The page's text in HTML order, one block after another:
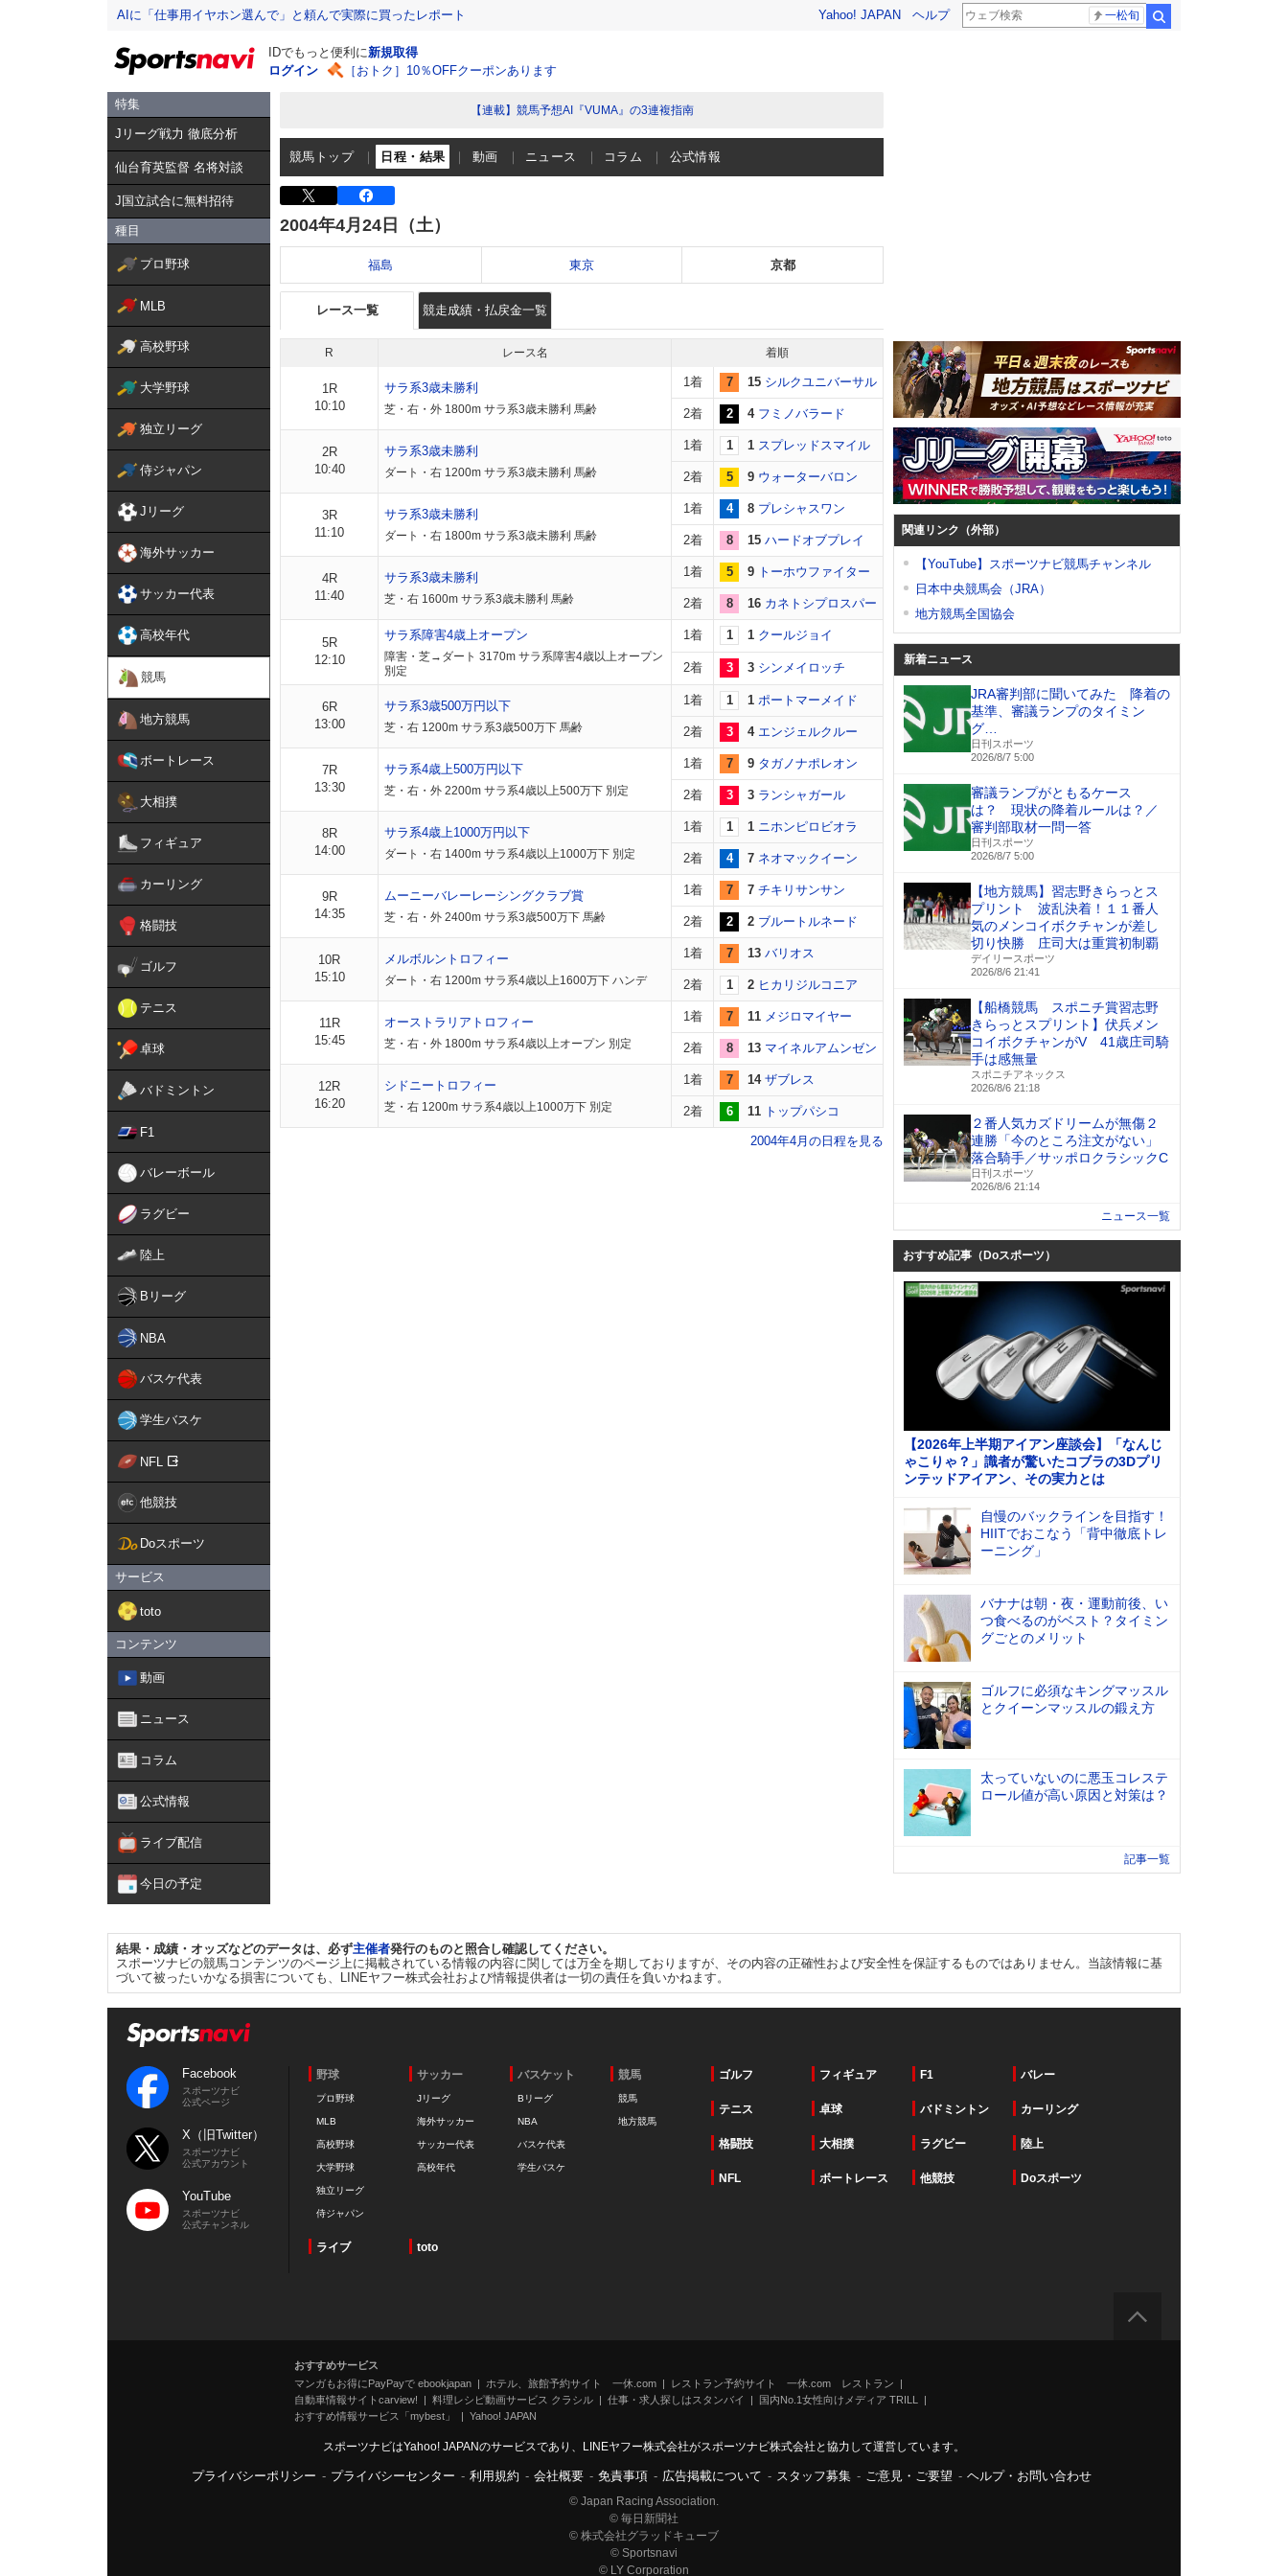
AIに「仕事用イヤホン選んで」と頼んで実際に買ったレポート Yahoo! JAPAN ヘルプ 一松旬
IDでもっと便利に新規取得
ログイン
［おトク］10％OFFクーポンあります
特集
Jリーグ戦力 徹底分析
仙台育英監督 名将対談
J国立試合に無料招待
種目
プロ野球
MLB
高校野球
大学野球
独立リーグ
侍ジャパン
Jリーグ
海外サッカー
サッカー代表
高校年代
競馬
地方競馬
ボートレース
大相撲
フィギュア
カーリング
格闘技
ゴルフ
テニス
卓球
バドミントン
F1
バレーボール
ラグビー
陸上
Bリーグ
NBA
バスケ代表
学生バスケ
NFL
他競技
Doスポーツ
サービス
toto
コンテンツ
動画
ニュース
コラム
公式情報
ライブ配信
今日の予定
【連載】競馬予想AI『VUMA』の3連複指南
競馬トップ 日程・結果 動画 ニュース コラム 公式情報
2004年4月24日（土）
福島 東京 京都
レース一覧 競走成績・払戻金一覧
R レース名 着順
1R
10:10
サラ系3歳未勝利
芝・右・外 1800m サラ系3歳未勝利 馬齢
1着 7 15 シルクユニバーサル
2着 2 4 フミノバラード
2R
10:40
サラ系3歳未勝利
ダート・右 1200m サラ系3歳未勝利 馬齢
1着 1 1 スプレッドスマイル
2着 5 9 ウォーターバロン
3R
11:10
サラ系3歳未勝利
ダート・右 1800m サラ系3歳未勝利 馬齢
1着 4 8 プレシャスワン
2着 8 15 ハードオブプレイ
4R
11:40
サラ系3歳未勝利
芝・右 1600m サラ系3歳未勝利 馬齢
1着 5 9 トーホウファイター
2着 8 16 カネトシプロスパー
5R
12:10
サラ系障害4歳上オープン
障害・芝→ダート 3170m サラ系障害4歳以上オープン
別定
1着 1 1 クールジョイ
2着 3 3 シンメイロッチ
6R
13:00
サラ系3歳500万円以下
芝・右 1200m サラ系3歳500万下 馬齢
1着 1 1 ポートマーメイド
2着 3 4 エンジェルクルー
7R
13:30
サラ系4歳上500万円以下
芝・右・外 2200m サラ系4歳以上500万下 別定
1着 7 9 タガノナポレオン
2着 3 3 ランシャガール
8R
14:00
サラ系4歳上1000万円以下
ダート・右 1400m サラ系4歳以上1000万下 別定
1着 1 1 ニホンピロビオラ
2着 4 7 ネオマックイーン
9R
14:35
ムーニーバレーレーシングクラブ賞
芝・右・外 2400m サラ系3歳500万下 馬齢
1着 7 7 チキリサンサン
2着 2 2 ブルートルネード
10R
15:10
メルボルントロフィー
ダート・右 1200m サラ系4歳以上1600万下 ハンデ
1着 7 13 バリオス
2着 1 2 ヒカリジルコニア
11R
15:45
オーストラリアトロフィー
芝・右・外 1800m サラ系4歳以上オープン 別定
1着 7 11 メジロマイヤー
2着 8 13 マイネルアムンゼン
12R
16:20
シドニートロフィー
芝・右 1200m サラ系4歳以上1000万下 別定
1着 7 14 ザブレス
2着 6 11 トップパシコ
2004年4月の日程を見る
関連リンク（外部）
【YouTube】スポーツナビ競馬チャンネル
日本中央競馬会（JRA）
地方競馬全国協会
新着ニュース
JRA審判部に聞いてみた 降着の
基準、審議ランプのタイミン
グ…
日刊スポーツ
2026/8/7 5:00
審議ランプがともるケース
は？ 現状の降着ルールは？／
審判部取材一問一答
日刊スポーツ
2026/8/7 5:00
【地方競馬】習志野きらっとス
プリント 波乱決着！１１番人
気のメンコイボクチャンが差し
切り快勝 庄司大は重賞初制覇
デイリースポーツ
2026/8/6 21:41
【船橋競馬 スポニチ賞習志野
きらっとスプリント】伏兵メン
コイボクチャンがV 41歳庄司騎
手は感無量
スポニチアネックス
2026/8/6 21:18
２番人気カズドリームが無傷２
連勝「今のところ注文がない」
落合騎手／サッポロクラシックC
日刊スポーツ
2026/8/6 21:14
ニュース一覧
おすすめ記事（Doスポーツ）
【2026年上半期アイアン座談会】「なんじ
ゃこりゃ？」識者が驚いたコブラの3Dプリ
ンテッドアイアン、その実力とは
自慢のバックラインを目指す！
HIITでおこなう「背中徹底トレ
ーニング」
バナナは朝・夜・運動前後、い
つ食べるのがベスト？タイミン
グごとのメリット
ゴルフに必須なキングマッスル
とクイーンマッスルの鍛え方
太っていないのに悪玉コレステ
ロール値が高い原因と対策は？
記事一覧
結果・成績・オッズなどのデータは、必ず主催者発行のものと照合し確認してください。
スポーツナビの競馬コンテンツのページ上に掲載されている情報の内容に関しては万全を期しておりますが、その内容の正確性および安全性を保証するものではありません。当該情報に基
づいて被ったいかなる損害についても、LINEヤフー株式会社および情報提供者は一切の責任を負いかねます。
Facebook
スポーツナビ
公式ページ
X（旧Twitter）
スポーツナビ
公式アカウント
YouTube
スポーツナビ
公式チャンネル
野球
プロ野球
MLB
高校野球
大学野球
独立リーグ
侍ジャパン
サッカー
Jリーグ
海外サッカー
サッカー代表
高校年代
バスケット
Bリーグ
NBA
バスケ代表
学生バスケ
競馬
競馬
地方競馬
ゴルフ フィギュア F1 バレー
テニス 卓球 バドミントン カーリング
格闘技 大相撲 ラグビー 陸上
NFL ボートレース 他競技 Doスポーツ
ライブ toto
おすすめサービス
マンガもお得にPayPayで ebookjapan
ホテル、旅館予約サイト 一休.com
レストラン予約サイト 一休.com レストラン
自動車情報サイトcarview!
料理レシピ動画サービス クラシル 仕事・求人探しはスタンバイ
国内No.1女性向けメディア TRILL
おすすめ情報サービス「mybest」
Yahoo! JAPAN
スポーツナビはYahoo! JAPANのサービスであり、LINEヤフー株式会社がスポーツナビ株式会社と協力して運営しています。
プライバシーポリシー - プライバシーセンター - 利用規約 - 会社概要 - 免責事項 - 広告掲載について - スタッフ募集 - ご意見・ご要望 - ヘルプ・お問い合わせ
© Japan Racing Association.
© 毎日新聞社
© 株式会社グラッドキューブ
© Sportsnavi
© LY Corporation